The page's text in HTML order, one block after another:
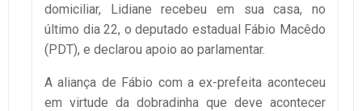
domiciliar, Lidiane recebeu em sua casa, no
último dia 22, o deputado estadual Fábio Macêdo
(PDT), e declarou apoio ao parlamentar.
A aliança de Fábio com a ex-prefeita aconteceu
em virtude da dobradinha que deve acontecer